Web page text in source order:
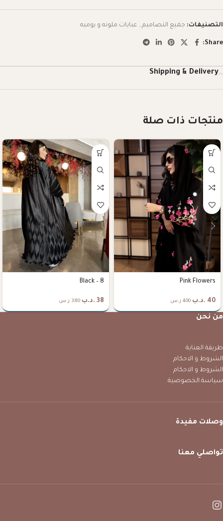
التصنيفات: جميع التصاميم , عبايات ملونه و يوميه
Share:
Shipping & Delivery
منتجات ذات صلة
Pink Flowers
40 .د.ب 400 ر.س
Black – 8
38 .د.ب 380 ر.س
من نحن
طريقة العناية
الشروط و الاحكام
الشروط و الاحكام
سياسة الخصوصية
وصلات مفيدة
تواصلي معنا